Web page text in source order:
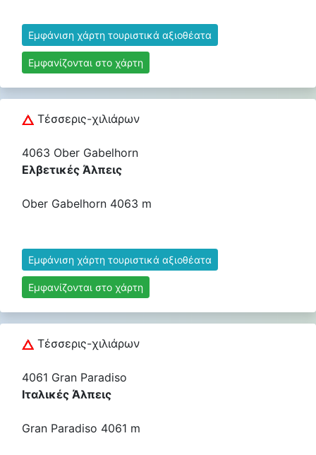
Εμφάνιση χάρτη τουριστικά αξιοθέατα
Εμφανίζονται στο χάρτη
Τέσσερις-χιλιάρων
4063 Ober Gabelhorn
Ελβετικές Άλπεις
Ober Gabelhorn 4063 m
Εμφάνιση χάρτη τουριστικά αξιοθέατα
Εμφανίζονται στο χάρτη
Τέσσερις-χιλιάρων
4061 Gran Paradiso
Ιταλικές Άλπεις
Gran Paradiso 4061 m